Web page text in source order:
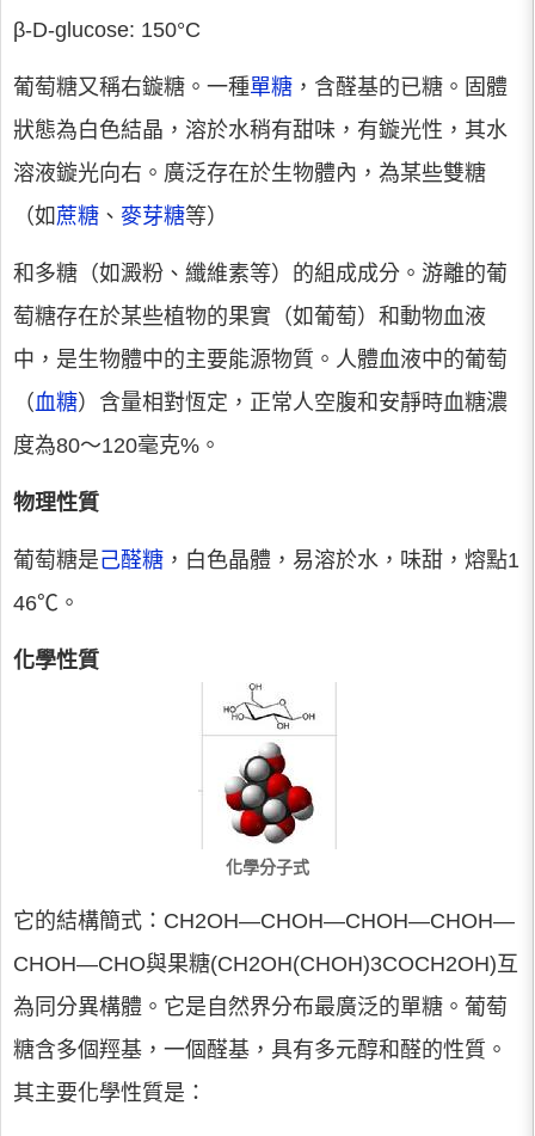
β-D-glucose: 150°C
葡萄糖又稱右鏇糖。一種單糖 ，含醛基的已糖。固體
狀態為白色結晶，溶於水稍有甜味，有鏇光性，其水
溶液鏇光向右。廣泛存在於生物體內，為某些雙糖
（如 蔗糖 、 麥芽糖等）
和多糖（如澱粉、纖維素等）的組成成分。游離的葡
萄糖存在於某些植物的果實（如葡萄）和動物血液
中，是生物體中的主要能源物質。人體血液中的葡萄
（血糖）含量相對恆定，正常人空腹和安靜時血糖濃
度為80～120毫克%。
物理性質
葡萄糖是己醛糖 ，白色晶體，易溶於水，味甜，熔點1
46℃。
化學性質
化學分子式
它的結構簡式：CH2OH—CHOH—CHOH—CHOH—
CHOH—CHO與果糖(CH2OH(CHOH)3COCH2OH)互
為同分異構體。它是自然界分布最廣泛的單糖。葡萄
糖含多個羥基，一個醛基，具有多元醇和醛的性質。
其主要化學性質是：